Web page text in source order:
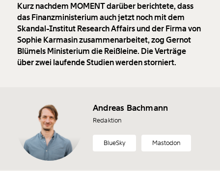
Kurz nachdem MOMENT darüber berichtete, dass
das Finanzministerium auch jetzt noch mit dem
Skandal-Institut Research Affairs und der Firma von
Sophie Karmasin zusammenarbeitet, zog Gernot
Blümels Ministerium die Reißleine. Die Verträge
über zwei laufende Studien werden storniert.
Andreas Bachmann
Redaktion
BlueSky Mastodon